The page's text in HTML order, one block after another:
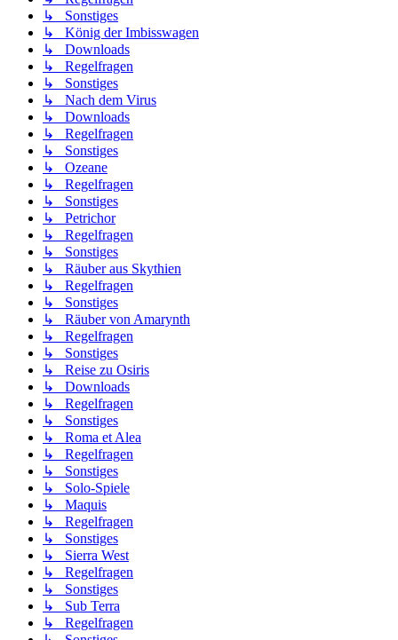
↳ Sonstiges
↳ König der Imbisswagen
↳ Downloads
↳ Regelfragen
↳ Sonstiges
↳ Nach dem Virus
↳ Downloads
↳ Regelfragen
↳ Sonstiges
↳ Ozeane
↳ Regelfragen
↳ Sonstiges
↳ Petrichor
↳ Regelfragen
↳ Sonstiges
↳ Räuber aus Skythien
↳ Regelfragen
↳ Sonstiges
↳ Räuber von Amarynth
↳ Regelfragen
↳ Sonstiges
↳ Reise zu Osiris
↳ Downloads
↳ Regelfragen
↳ Sonstiges
↳ Roma et Alea
↳ Regelfragen
↳ Sonstiges
↳ Solo-Spiele
↳ Maquis
↳ Regelfragen
↳ Sonstiges
↳ Sierra West
↳ Regelfragen
↳ Sonstiges
↳ Sub Terra
↳ Regelfragen